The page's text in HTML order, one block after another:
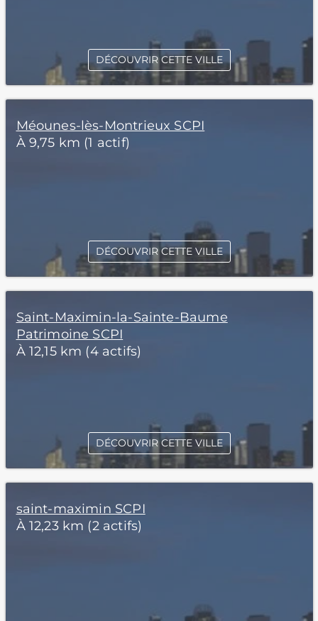
DÉCOUVRIR CETTE VILLE
Méounes-lès-Montrieux SCPI
À 9,75 km (1 actif)
DÉCOUVRIR CETTE VILLE
Saint-Maximin-la-Sainte-Baume
Patrimoine SCPI
À 12,15 km (4 actifs)
DÉCOUVRIR CETTE VILLE
saint-maximin SCPI
À 12,23 km (2 actifs)